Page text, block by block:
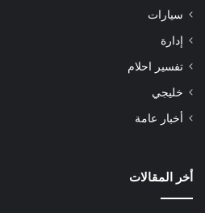
سيارات
إدارة
تفسير احلام
خليجي
أخبار عامة
أخر المقالات